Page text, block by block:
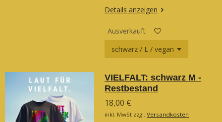
Details anzeigen
Ausverkauft
VIELFALT: schwarz M -
Restbestand
18,00 €
inkl. MwSt zzgl. Versandkosten